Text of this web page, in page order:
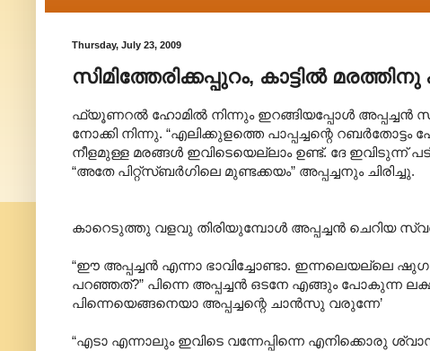
Thursday, July 23, 2009
സിമിത്തേരിക്കപ്പുറം, കാട്ടിൽ മരത്തിനു
ഫ്യൂണറൽ ഹോമിൽ നിന്നും ഇറങ്ങിയപ്പോൾ അപ്പച്ചൻ
നോക്കി നിന്നു. “എലിക്കുളത്തെ പാപ്പച്ചന്റെ
നീളമുള്ള മരങ്ങൾ ഇവിടെയെല്ലാം ഉണ്ട്. ദേ ഇവിടുന്ന്
“അതേ പിറ്റ്സ്ബർഗിലെ മുണ്ടക്കയം” അപ്പച്ചനും ചിരിച്ചു.
കാറെടുത്തു വളവു തിരിയുമ്പോൾ അപ്പച്ചൻ ചെറിയ
“ഈ അപ്പച്ചൻ എന്നാ ഭാവിച്ചോണ്ടാ. ഇന്നലെയല്ലെ
പറഞ്ഞത്?” പിന്നെ അപ്പച്ചൻ ഒടനേ എങ്ങും പോകുന്ന
പിന്നെയെങ്ങനെയാ അപ്പച്ചന്റെ ചാൻസു വരുന്നേ’
“എടാ എന്നാലും ഇവിടെ വന്നേപ്പിന്നെ എനിക്കൊരു